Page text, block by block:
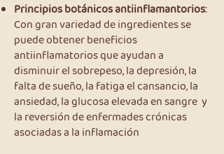
Principios botánicos antiinflamantorios:
Con gran variedad de ingredientes se
puede obtener beneficios
antiinflamatorios que ayudan a
disminuir el sobrepeso, la depresión, la
falta de sueño, la fatiga el cansancio, la
ansiedad, la glucosa elevada en sangre y
la reversión de enfermades crónicas
asociadas a la inflamación